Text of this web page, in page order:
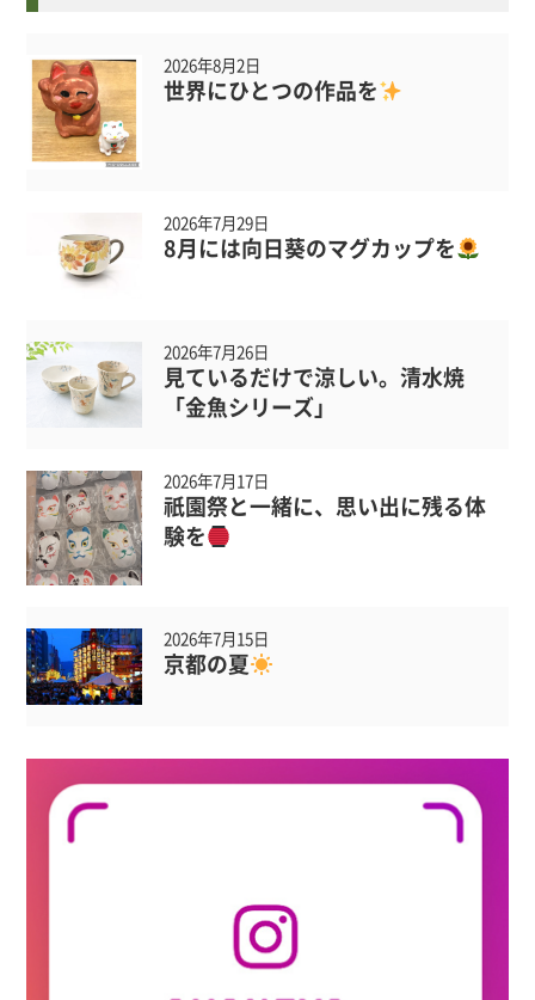
2026年8月2日
世界にひとつの作品を
2026年7月29日
8月には向日葵のマグカップを
2026年7月26日
見ているだけで涼しい。清水焼
「金魚シリーズ」
2026年7月17日
祇園祭と一緒に、思い出に残る体
験を
2026年7月15日
京都の夏